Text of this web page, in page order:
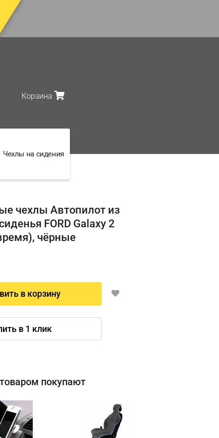
Корзина
Чехлы на сидения
чехлы Автопилот из
FORD Galaxy 2
чёрные
в корзину
в 1 клик
покупают